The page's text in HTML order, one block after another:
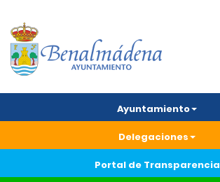
Ayuntamiento
Delegaciones
Portal de Transparencia